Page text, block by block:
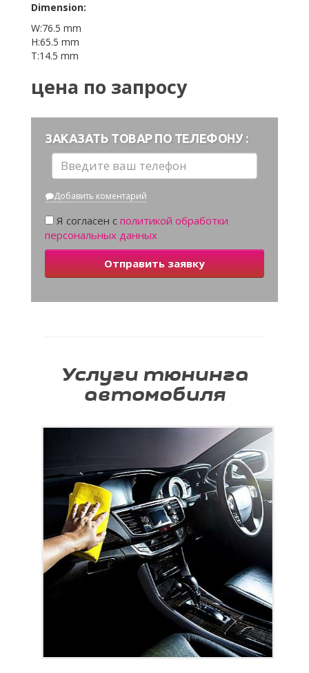
Dimension:
W:76.5 mm
H:65.5 mm
T:14.5 mm
цена по запросу
ЗАКАЗАТЬ ТОВАР ПО ТЕЛЕФОНУ :
Добавить коментарий
Я согласен с политикой обработки
персональных данных
Отправить заявку
Услуги тюнинга
автомобиля